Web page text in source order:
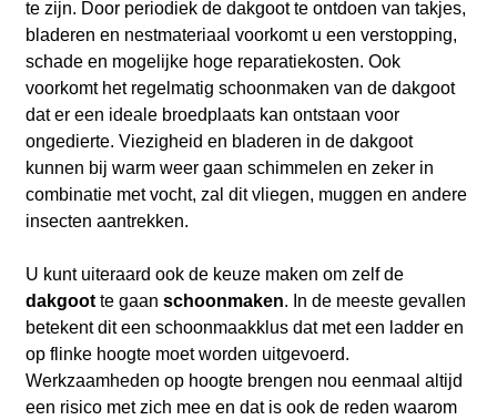
te zijn. Door periodiek de dakgoot te ontdoen van takjes,
bladeren en nestmateriaal voorkomt u een verstopping,
schade en mogelijke hoge reparatiekosten. Ook
voorkomt het regelmatig schoonmaken van de dakgoot
dat er een ideale broedplaats kan ontstaan voor
ongedierte. Viezigheid en bladeren in de dakgoot
kunnen bij warm weer gaan schimmelen en zeker in
combinatie met vocht, zal dit vliegen, muggen en andere
insecten aantrekken.
U kunt uiteraard ook de keuze maken om zelf de
dakgootte gaan schoonmaken. In de meeste gevallen
betekent dit een schoonmaakklus dat met een ladder en
op flinke hoogte moet worden uitgevoerd.
Werkzaamheden op hoogte brengen nou eenmaal altijd
een risico met zich mee en dat is ook de reden waarom